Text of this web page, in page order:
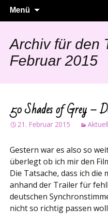
Menü
Archiv für den
Februar 2015
50 Shades of Grey –
21. Februar 2015
Gestern war es also so
überlegt ob ich mir den
Die Tatsache, dass ich die
anhand der Trailer für
deutschen
nicht so richtig passen